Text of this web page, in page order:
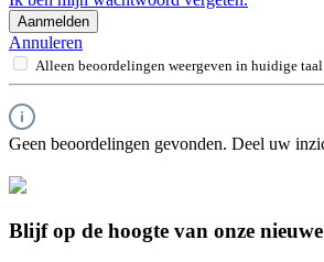
Aanmelden
Annuleren
Alleen beoordelingen weergeven in huidige
Geen beoordelingen gevonden. Deel uw
Blijf op de hoogte van onze